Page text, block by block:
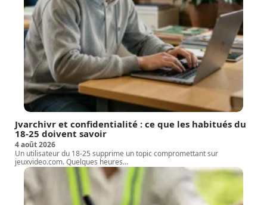
Jvarchivr et confidentialité : ce que les habitués du
18-25 doivent savoir
4 août 2026
Un utilisateur du 18-25 supprime un topic compromettant sur
jeuxvideo.com. Quelques heures…